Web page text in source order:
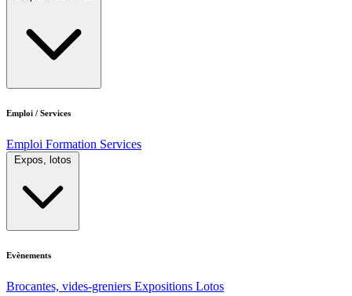
Emploi / Services
Emploi Formation Services
Expos, lotos
Evènements
Brocantes, vides-greniers Expositions Lotos